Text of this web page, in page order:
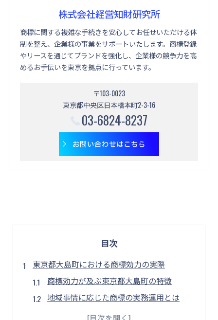
株式会社経営知財研究所
商標に関する複雑な手続きを安心してお任せいただける体
制を整え、企業様の事業をサポートいたします。商標登録
やリースを通じてブランドを強化し、企業様の競争力を高
めるお手伝いを東京を拠点に行っています。
〒103-0023
東京都中央区日本橋本町2-3-16
03-6824-8237
お問い合わせはこちら
目次
東京都大島町における商標効力の実際
商標効力が及ぶ東京都大島町の特徴
地域事情に応じた商標の実務運用とは
商標の使用範囲と東京都大島町の留意点